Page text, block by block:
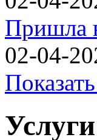
Пришла
02-04-
Услуги